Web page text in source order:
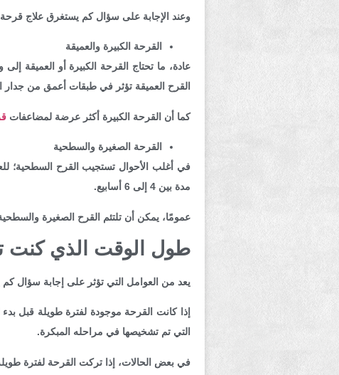
وعند الإجابة على سؤال كم يستغرق علاج قرحة
القرحة الكبيرة والعميقة
القرح العميقة تؤثر في طبقات أعمق من جدار
كما أن القرحة الكبيرة أكثر عرضة لمضاعفات
القرحة الصغيرة والسطحية
في أغلب الأحوال تستجيب القرح السطحية؛
مدة بين 4 إلى 6 أسابيع.
عمومًا، يمكن أن تلتئم القرح الصغيرة
طول الوقت الذي كنت
يعد من العوامل التي تؤثر على إجابة سؤال
إذا كانت القرحة موجودة لفترة طويلة قبل
التي تم تشخيصها في مراحله المبكرة.
في بعض الحالات، إذا تركت القرحة لفترة